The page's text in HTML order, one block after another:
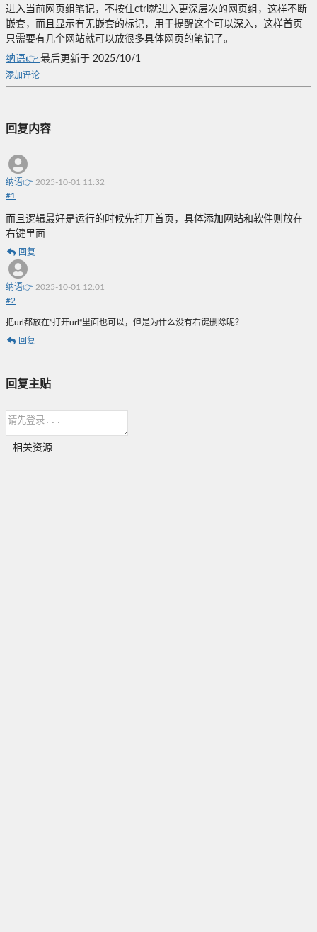
进入当前网页组笔记，不按住ctrl就进入更深层次的网页组，这样不断
嵌套，而且显示有无嵌套的标记，用于提醒这个可以深入，这样首页
只需要有几个网站就可以放很多具体网页的笔记了。
纳语👉 最后更新于 2025/10/1
添加评论
回复内容
纳语👉 2025-10-01 11:32
#1
而且逻辑最好是运行的时候先打开首页，具体添加网站和软件则放在
右键里面
回复
纳语👉 2025-10-01 12:01
#2
把url都放在”打开url“里面也可以，但是为什么没有右键删除呢？
回复
回复主贴
相关资源